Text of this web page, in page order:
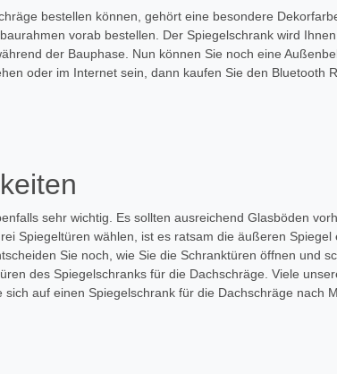
bestellen können, gehört eine besondere
vorab bestellen. Der Spiegelschrank wird
der Bauphase. Nun können Sie noch eine
oder im Internet sein, dann kaufen Sie den Bluetooth
sehr wichtig. Es sollten ausreichend Glasböden
Spiegeltüren wählen, ist es ratsam die äußeren
Sie noch, wie Sie die Schranktüren öffnen und
des Spiegelschranks für die Dachschräge. Viele
auf einen Spiegelschrank für die Dachschräge nach